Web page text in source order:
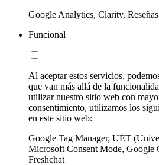
Google Analytics, Clarity,
Funcional
Al aceptar estos servicios,
que van más allá de la
utilizar nuestro sitio web con
consentimiento, utilizamos los
en este sitio web:
Google Tag Manager, UET
Microsoft Consent Mode, Google
Freshchat